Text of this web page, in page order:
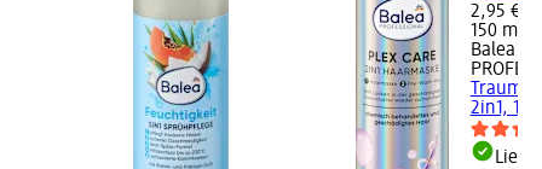
2,95 €
150 ml
Balea
2in1,